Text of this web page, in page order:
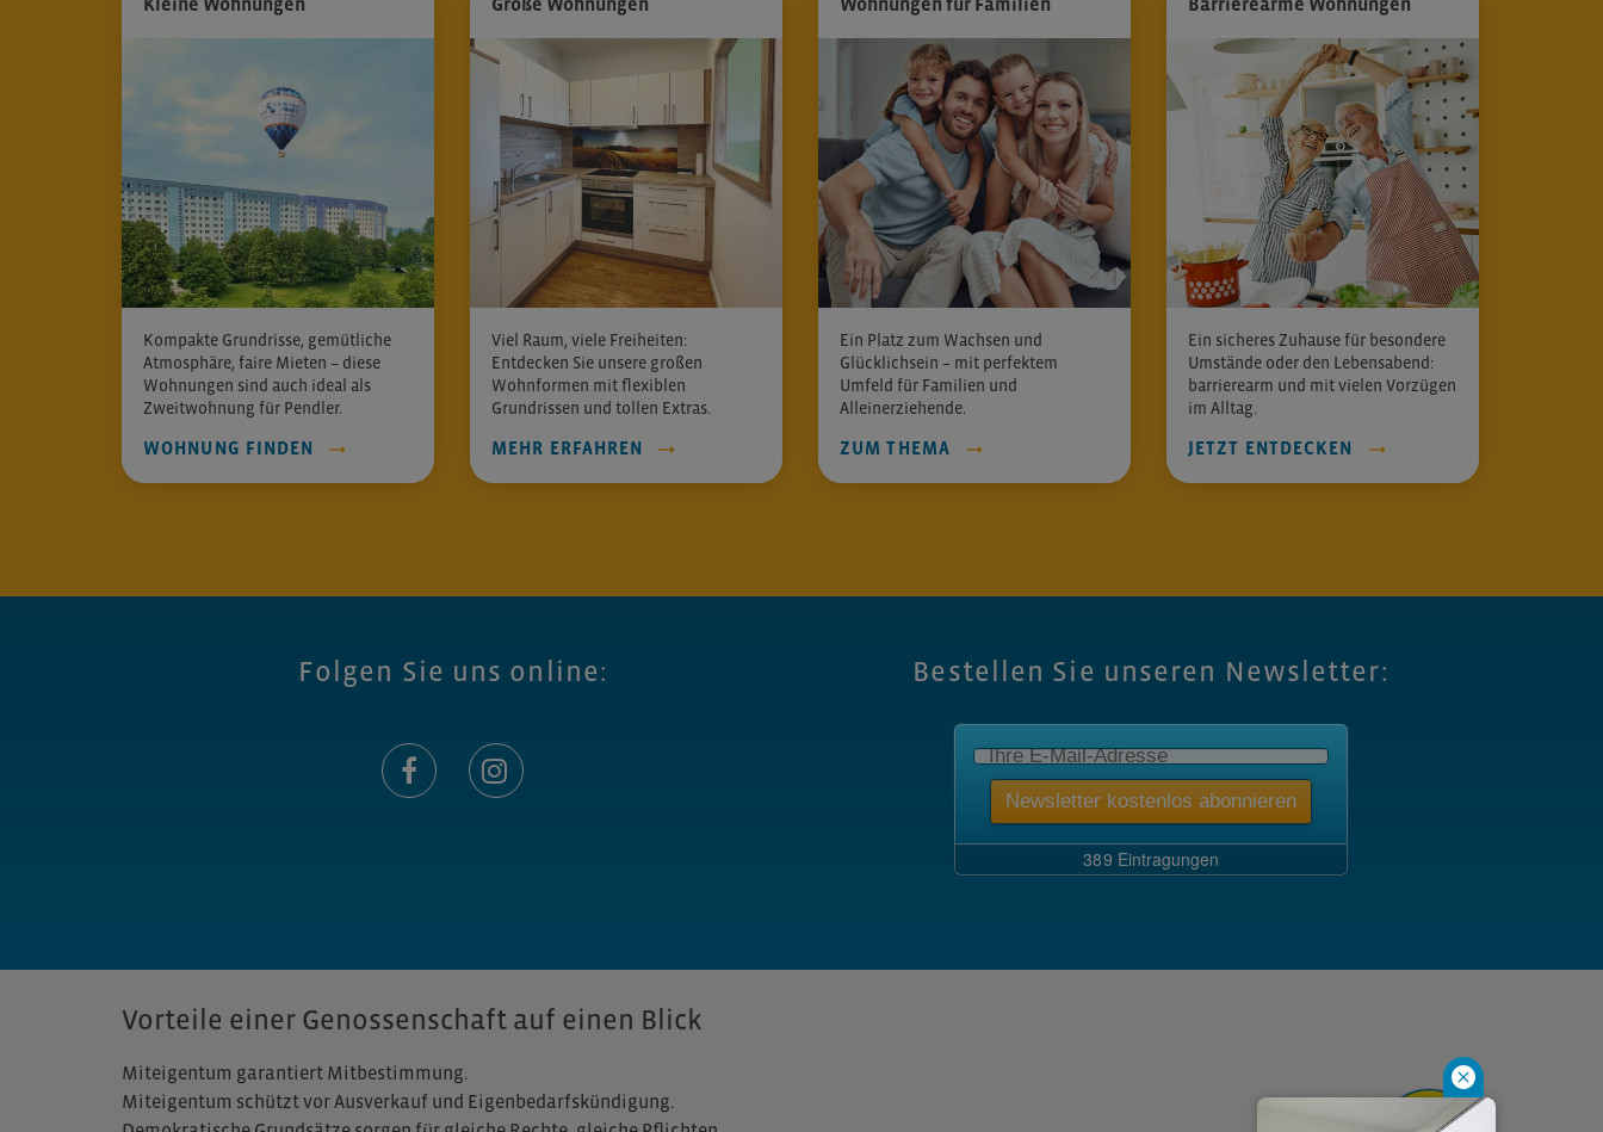
Kompakte Grundrisse, gemütliche
Atmosphäre, faire Mieten – diese
Wohnungen sind auch ideal als
Zweitwohnung für Pendler.
WOHNUNG FINDEN
Viel Raum, viele Freiheiten:
Entdecken Sie unsere großen
Wohnformen mit flexiblen
Grundrissen und tollen Extras.
MEHR ERFAHREN
Ein Platz zum Wachsen und
Glücklichsein – mit perfektem
Umfeld für Familien und
Alleinerziehende.
ZUM THEMA
Ein sicheres Zuhause für besondere
Umstände oder den Lebensabend:
barrierearm und mit vielen Vorzügen
im Alltag.
JETZT ENTDECKEN
Folgen Sie uns online: Bestellen Sie unseren Newsletter:
Vorteile einer Genossenschaft auf einen Blick
Miteigentum garantiert Mitbestimmung.
Miteigentum schützt vor Ausverkauf und Eigenbedarfskündigung.